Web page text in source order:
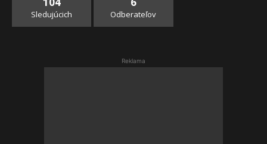
Sledujúcich Odberateľov
Reklama